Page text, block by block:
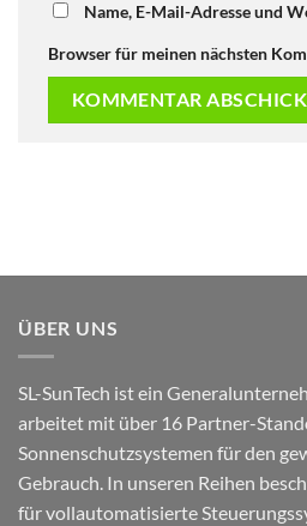
Name, E-Mail-Adresse und
Browser für meinen nächsten
ÜBER UNS
SL-SunTech ist ein
arbeitet mit über 16 Partner-
Sonnenschutzsystemen für den
Gebrauch. In unseren Reihen
für vollautomatisierte